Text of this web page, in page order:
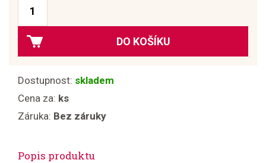
DO KOŠÍKU
Dostupnost: skladem
Cena za: ks
Záruka: Bez záruky
Popis produktu